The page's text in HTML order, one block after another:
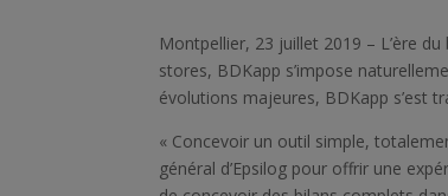
Montpellier, 23 juillet 2019 – L’ère
stores, BDKapp s’impose
évolutions majeures, BDKapp s’est
« Concevoir un outil simple,
général d’Epsilog pour offrir une